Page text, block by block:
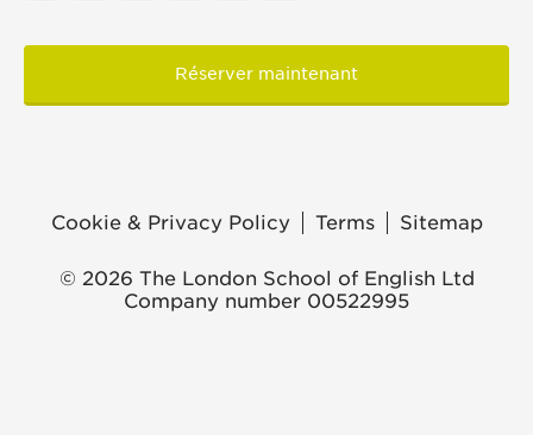
Réserver maintenant
Cookie & Privacy Policy Terms Sitemap
© 2026 The London School of English Ltd
Company number 00522995